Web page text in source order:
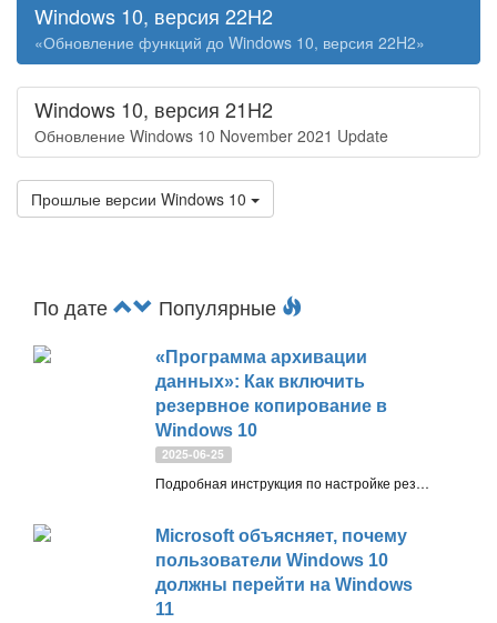
Windows 10, версия 22H2
«Обновление функций до Windows 10, версия 22H2»
Windows 10, версия 21H2
Обновление Windows 10 November 2021 Update
Прошлые версии Windows 10
По дате Популярные
«Программа архивации
данных»: Как включить
резервное копирование в
Windows 10
2025-06-25
Подробная инструкция по настройке резервного копирования в Windows 10 с помощью встроенного приложения «Программа архивации данных», позволяющего сохранить файлы, настройки и данные в облаке OneDrive
Microsoft объясняет, почему
пользователи Windows 10
должны перейти на Windows
11